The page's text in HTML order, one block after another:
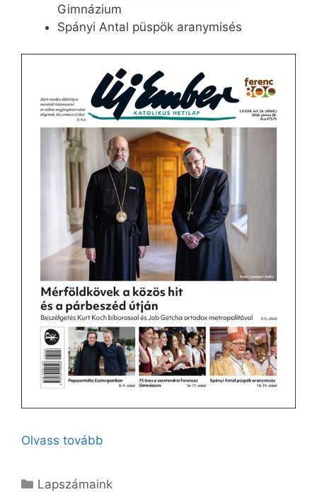
Gimnázium
Spányi Antal püspök aranymisés
Olvass tovább
Kategória
Lapszámaink